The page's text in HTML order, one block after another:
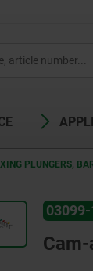
PLUNGERS,
03099-